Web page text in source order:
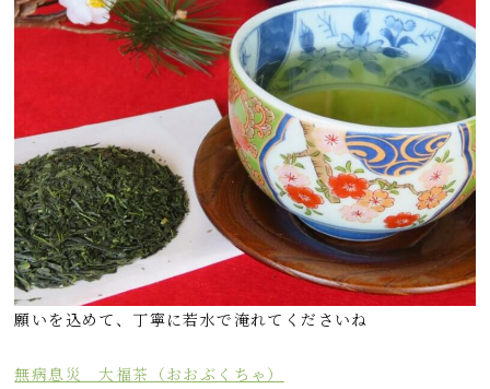
願いを込めて、丁寧に若水で淹れてくださいね
無病息災 大福茶（おおぶくちゃ）